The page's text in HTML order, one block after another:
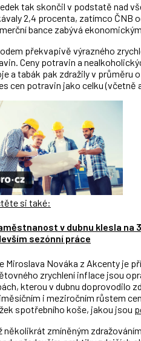
tak skončil v podstatě nad
2,4 procenta, zatímco ČNB
bance zabývá
překvapivě výrazného
Ceny potravin a
a tabák pak zdražily v průměru
cen potravin jako celku (včetně
si také:
v dubnu klesla na
sezónní práce
Miroslava Nováka z Akcenty je
zrychlení inflace jsou
kterou v dubnu doprovodilo
i meziročním růstem
spotřebního koše, jakou jsou
několikrát zmíněným